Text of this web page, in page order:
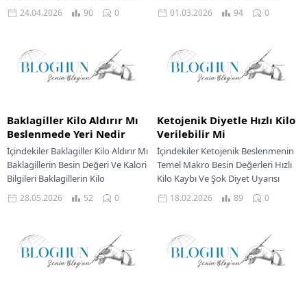
Anahtarı Dengeli Bir Öğün Planı
Örneği Kimler Greyfurt...
24.04.2026 90 0
Beslenmenin Besin Değerleri Ve
Kalori Bilgileri Sağlıklı Bir Glutensiz
01.03.2026 94 0
Baklagiller Kilo Aldırır Mı
Beslenmede Yeri Nedir
İçindekiler Baklagiller Kilo Aldırır Mı
Baklagillerin Besin Değeri Ve Kalori
Bilgileri Baklagillerin Kilo
Kontrolüne Katkıları Sağlıklı Bir
Diyette Baklagiller Nasıl...
28.05.2026 52 0
Ketojenik Diyetle Hızlı Kilo
Verilebilir Mi
İçindekiler Ketojenik Beslenmenin
Temel Makro Besin Değerleri Hızlı
Kilo Kaybı Ve Şok Diyet Uyarısı
Ketojenik Diyette Dengeli Bir Öğün
Planı...
18.02.2026 89 0